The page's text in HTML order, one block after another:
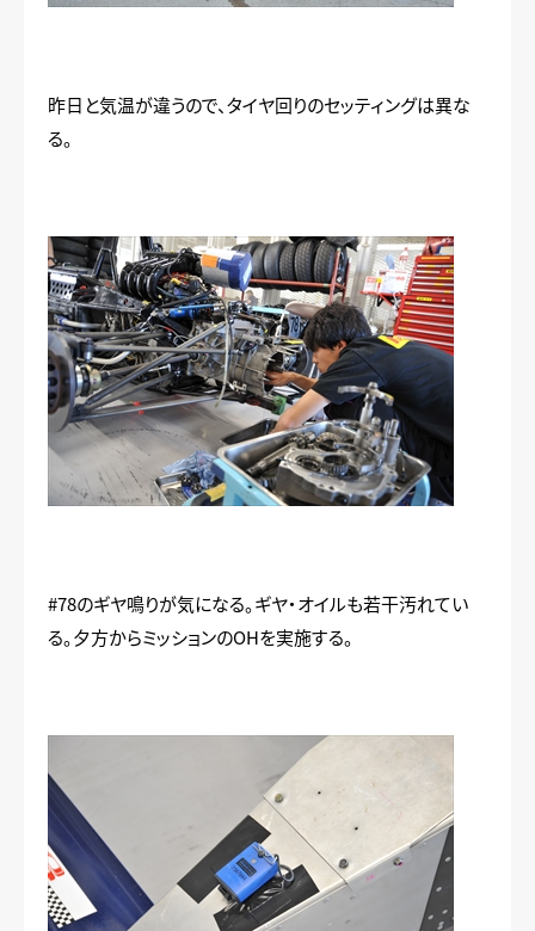
昨日と気温が違うので、タイヤ回りのセッティングは異な
る。
#78のギヤ鳴りが気になる。ギヤ・オイルも若干汚れてい
る。夕方からミッションのOHを実施する。